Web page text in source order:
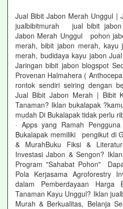
Jual Bibit Jabon Merah Unggul |
jualbibitmurah jual bibit
Jabon Merah Unggul pohon
merah, bibit jabon merah, kayu
merah, budidaya kayu jabon
Jaringan bibit jabon blogspot
Provenan Halmahera (
rontok sendiri seiring dengan
Jual Bibit Jabon Merah | Bibit
Tanaman? Iklan bukalapak
mudah Di Bukalapak tidak perlu
· Apps yang Ramah
Bukalapak memiliki pengikut di
& MurahBuku Fiksi &
Investasi Jabon & Sengon?
Program "Sahabat Pohon"
Pola Kerjasama Agroforestry
dalam Pemberdayaan
Tanaman Kayu Unggul? Iklan
Murah & Berkualitas, Belanja